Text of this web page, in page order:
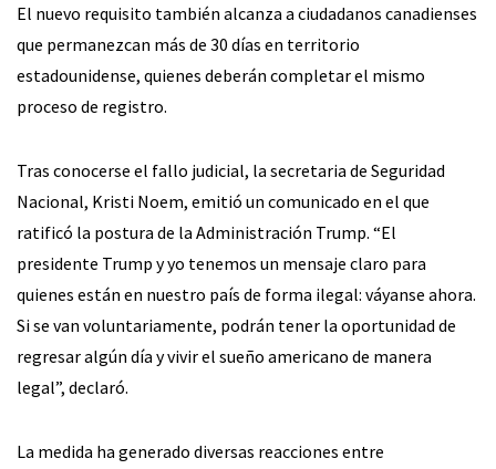
El nuevo requisito también alcanza a ciudadanos canadienses
que permanezcan más de 30 días en territorio
estadounidense, quienes deberán completar el mismo
proceso de registro.
Tras conocerse el fallo judicial, la secretaria de Seguridad
Nacional, Kristi Noem, emitió un comunicado en el que
ratificó la postura de la Administración Trump. “El
presidente Trump y yo tenemos un mensaje claro para
quienes están en nuestro país de forma ilegal: váyanse ahora.
Si se van voluntariamente, podrán tener la oportunidad de
regresar algún día y vivir el sueño americano de manera
legal”, declaró.
La medida ha generado diversas reacciones entre